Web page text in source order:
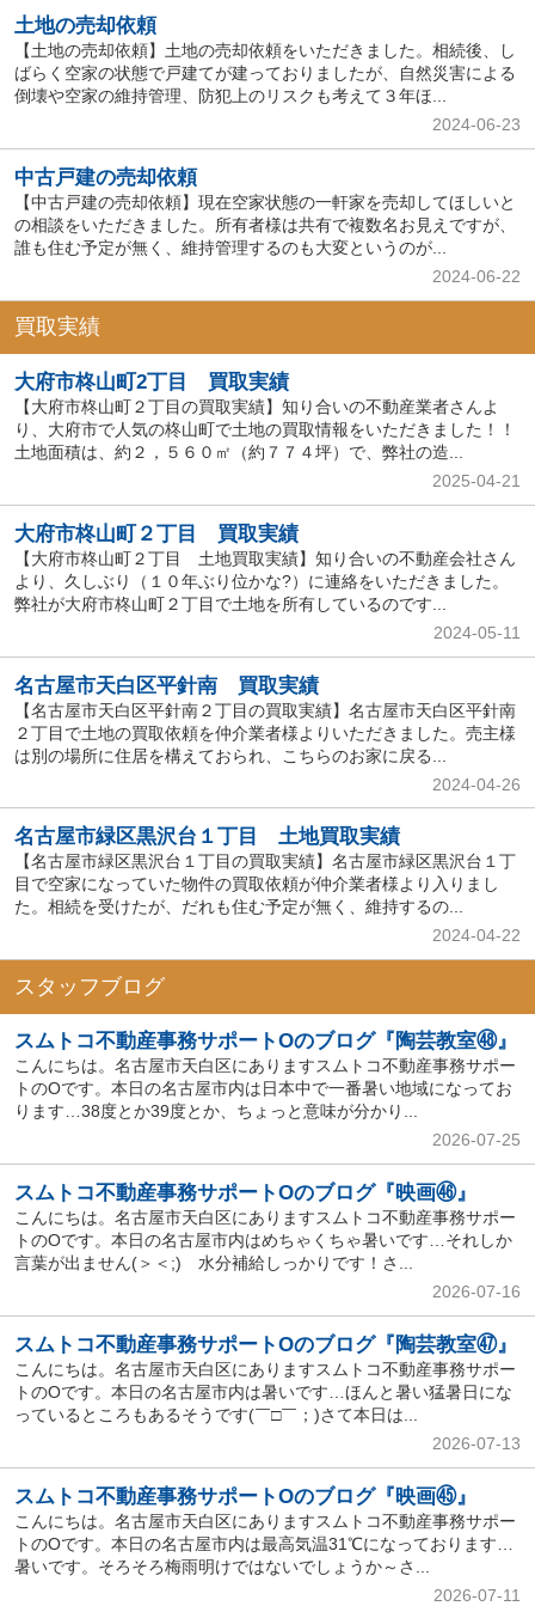
土地の売却依頼
【土地の売却依頼】土地の売却依頼をいただきました。相続後、し
ばらく空家の状態で戸建てが建っておりましたが、自然災害による
倒壊や空家の維持管理、防犯上のリスクも考えて３年ほ...
2024-06-23
中古戸建の売却依頼
【中古戸建の売却依頼】現在空家状態の一軒家を売却してほしいと
の相談をいただきました。所有者様は共有で複数名お見えですが、
誰も住む予定が無く、維持管理するのも大変というのが...
2024-06-22
買取実績
大府市柊山町2丁目 買取実績
【大府市柊山町２丁目の買取実績】知り合いの不動産業者さんよ
り、大府市で人気の柊山町で土地の買取情報をいただきました！！
土地面積は、約２，５６０㎡（約７７４坪）で、弊社の造...
2025-04-21
大府市柊山町２丁目 買取実績
【大府市柊山町２丁目 土地買取実績】知り合いの不動産会社さん
より、久しぶり（１０年ぶり位かな?）に連絡をいただきました。
弊社が大府市柊山町２丁目で土地を所有しているのです...
2024-05-11
名古屋市天白区平針南 買取実績
【名古屋市天白区平針南２丁目の買取実績】名古屋市天白区平針南
２丁目で土地の買取依頼を仲介業者様よりいただきました。売主様
は別の場所に住居を構えておられ、こちらのお家に戻る...
2024-04-26
名古屋市緑区黒沢台１丁目 土地買取実績
【名古屋市緑区黒沢台１丁目の買取実績】名古屋市緑区黒沢台１丁
目で空家になっていた物件の買取依頼が仲介業者様より入りまし
た。相続を受けたが、だれも住む予定が無く、維持するの...
2024-04-22
スタッフブログ
スムトコ不動産事務サポートOのブログ『陶芸教室㊽』
こんにちは。名古屋市天白区にありますスムトコ不動産事務サポー
トのOです。本日の名古屋市内は日本中で一番暑い地域になってお
ります…38度とか39度とか、ちょっと意味が分かり...
2026-07-25
スムトコ不動産事務サポートOのブログ『映画㊻』
こんにちは。名古屋市天白区にありますスムトコ不動産事務サポー
トのOです。本日の名古屋市内はめちゃくちゃ暑いです…それしか
言葉が出ません(＞＜;) 水分補給しっかりです！さ...
2026-07-16
スムトコ不動産事務サポートOのブログ『陶芸教室㊼』
こんにちは。名古屋市天白区にありますスムトコ不動産事務サポー
トのOです。本日の名古屋市内は暑いです…ほんと暑い猛暑日にな
っているところもあるそうです(￣□￣；)さて本日は...
2026-07-13
スムトコ不動産事務サポートOのブログ『映画㊺』
こんにちは。名古屋市天白区にありますスムトコ不動産事務サポー
トのOです。本日の名古屋市内は最高気温31℃になっております…
暑いです。そろそろ梅雨明けではないでしょうか～さ...
2026-07-11